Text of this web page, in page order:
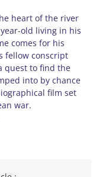
heart of the river
old living in his
comes for his
fellow conscript
quest to find the
into by chance
film set
war.